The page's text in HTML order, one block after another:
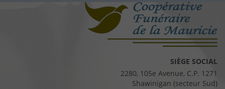
SIÈGE SOCIAL
2280, 105e Avenue, C.P. 1271
Shawinigan (secteur Sud)